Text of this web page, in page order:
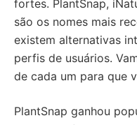
fortes. PlantSnap,
são os nomes mais
existem alternativas
perfis de usuários.
de cada um para que
PlantSnap ganhou